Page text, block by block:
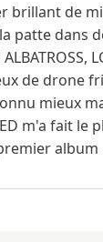
brillant de
patte dans
de drone
mieux
m'a fait
album